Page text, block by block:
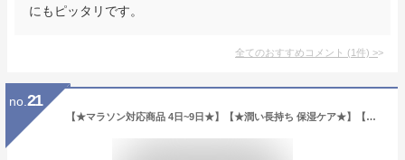
にもピッタリです。
全てのおすすめコメント (1件) >
no. 21
【★マラソン対応商品 4日~9日★】【★潤い長持ち 保湿ケア★】【無添加・敏感肌OK】韓国コスメ ガラクトミセス ビタミンC プレミアム ブラックスワン クリーム 美白 保湿 透明感アップ シワ改善 トーンアップ ナイアシンアミド 天然成分 動物性成分不使用 植物由来 送料無料